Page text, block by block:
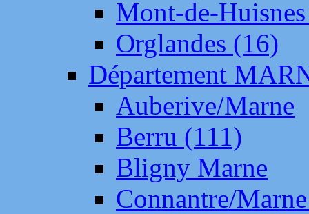
Mont-de-
Orglandes (16)
Département
Auberive/Marne
Berru (111)
Bligny Marne
Connantre/